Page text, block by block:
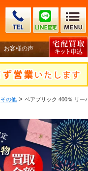
お客様の声
その他 > ベアブリック 400％ リー